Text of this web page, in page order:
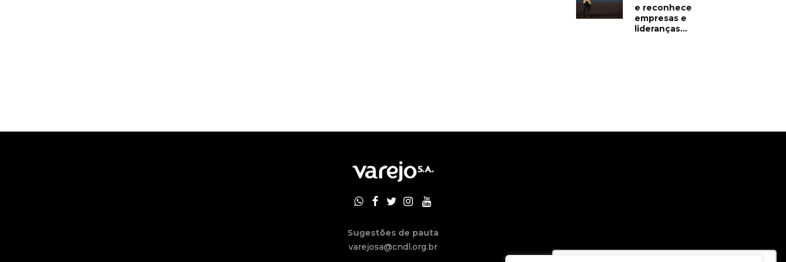
e reconhece
empresas e
lideranças...
Sugestões de pauta
varejosa@cndl.org.br